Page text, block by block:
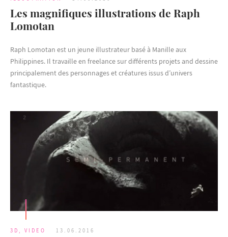
Les magnifiques illustrations de Raph
Lomotan
Raph Lomotan est un jeune illustrateur basé à Manille aux
Philippines. Il travaille en freelance sur différents projets and dessine
principalement des personnages et créatures issus d’univers
fantastique.
3D , VIDEO 13.06.2016